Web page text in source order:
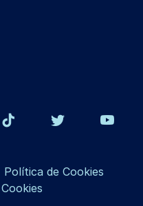
Política de Cookies